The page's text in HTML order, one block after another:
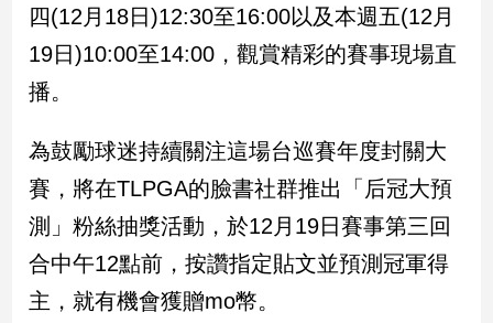
感
術
文
創
／
影
推
薦
科
四(12月18日)12:30至16:00以及本週五(12月
19日)10:00至14:00，觀賞精彩的賽事現場直
播。
為鼓勵球迷持續關注這場台巡賽年度封關大
賽，將在TLPGA的臉書社群推出「后冠大預
測」粉絲抽獎活動，於12月19日賽事第三回
合中午12點前，按讚指定貼文並預測冠軍得
主，就有機會獲贈mo幣。